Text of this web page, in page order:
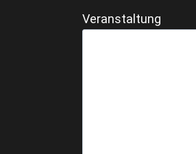
Veranstaltung